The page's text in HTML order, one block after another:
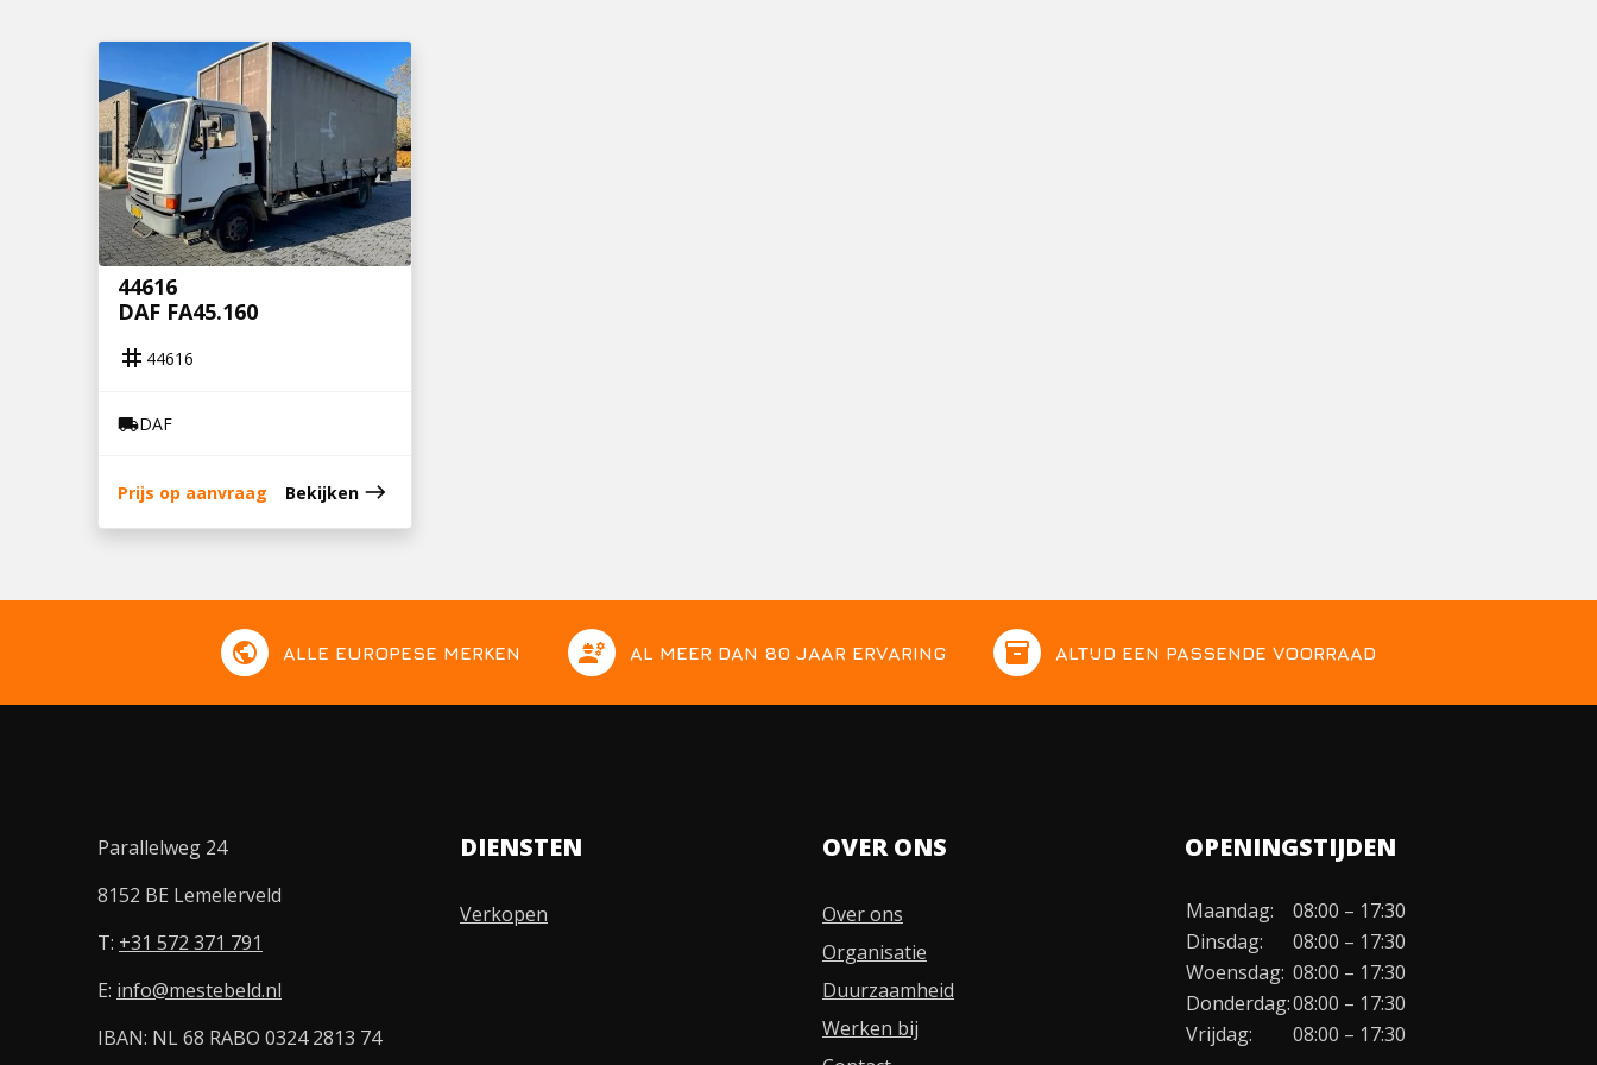
44616
DAF FA45.160
tag 44616
local_shippingDAF
Prijs op aanvraag Bekijken east
public ALLE EUROPESE MERKEN engineering AL MEER DAN 80 JAAR ERVARING inventory ALTIJD EEN PASSENDE VOORRAAD
Parallelweg 24
8152 BE Lemelerveld
T: +31 572 371 791
E: info@mestebeld.nl
IBAN: NL 68 RABO 0324 2813 74
DIENSTEN
Verkopen
OVER ONS
Over ons
Organisatie
Duurzaamheid
Werken bij
OPENINGSTIJDEN
Maandag:
08:00 – 17:30
Dinsdag:
08:00 – 17:30
Woensdag: 08:00 – 17:30
Donderdag:08:00 – 17:30
Vrijdag:
08:00 – 17:30